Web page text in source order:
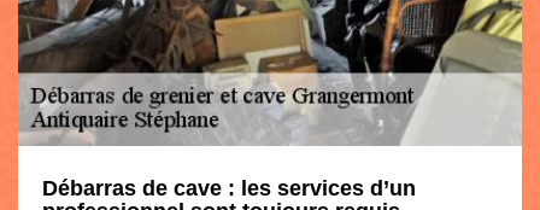
Débarras de cave : les services d’un